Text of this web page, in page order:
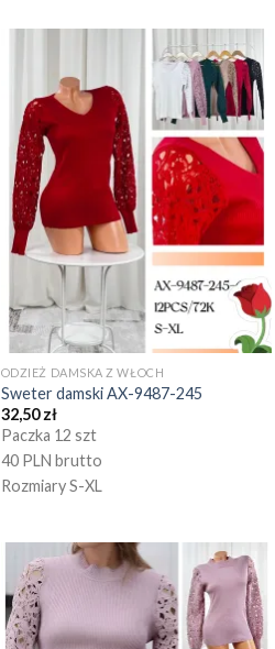
ODZIEŻ DAMSKA Z WŁOCH
Sweter damski AX-9487-245
32,50zł
Paczka 12 szt
40 PLN brutto
Rozmiary S-XL